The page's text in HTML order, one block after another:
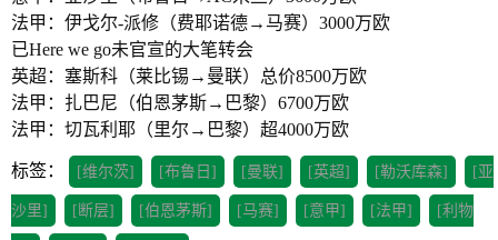
法甲：伊戈尔-派修（费耶诺德→马赛）3000万欧
已Here we go未官宣的大笔转会
英超：塞斯科（莱比锡→曼联）总价8500万欧
法甲：扎巴尼（伯恩茅斯→巴黎）6700万欧
法甲：切瓦利耶（里尔→巴黎）超4000万欧
标签： [维尔茨] [布鲁日] [曼联] [英超] [勒沃库森] [亚
沙里] [断层] [伯恩茅斯] [马赛] [意甲] [法甲] [利物